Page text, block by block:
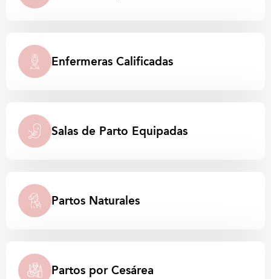
Enfermeras Calificadas
Salas de Parto Equipadas
Partos Naturales
Partos por Cesárea